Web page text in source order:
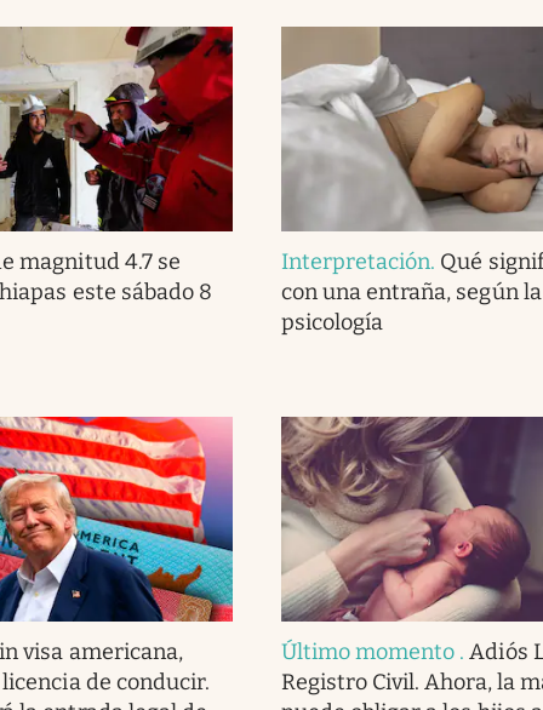
magnitud 4.7 se
este sábado 8
Interpretación. Qué
con una entraña, según la
psicología
visa americana,
de conducir.
Último momento .Adiós
Registro Civil. Ahora, la